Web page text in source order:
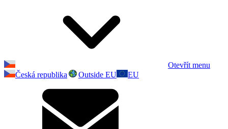
Otevřít menu
Česká republika
Outside EU EU